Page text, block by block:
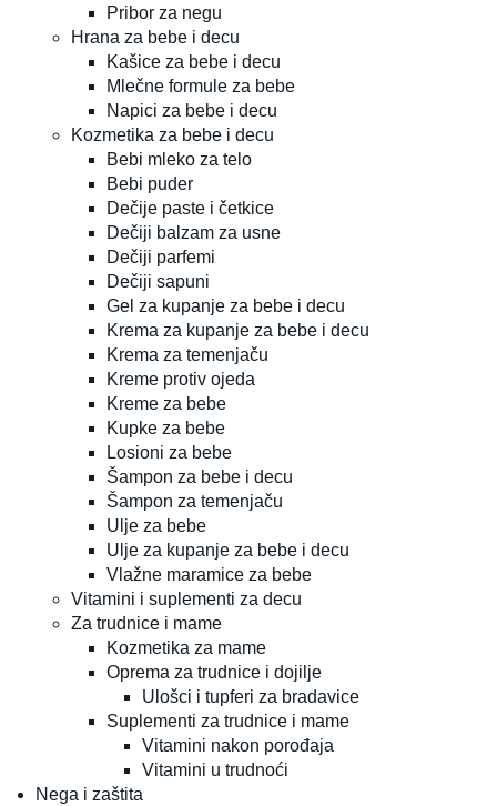
Pribor za negu
Hrana za bebe i decu
Kašice za bebe i decu
Mlečne formule za bebe
Napici za bebe i decu
Kozmetika za bebe i decu
Bebi mleko za telo
Bebi puder
Dečije paste i četkice
Dečiji balzam za usne
Dečiji parfemi
Dečiji sapuni
Gel za kupanje za bebe i decu
Krema za kupanje za bebe i decu
Krema za temenjaču
Kreme protiv ojeda
Kreme za bebe
Kupke za bebe
Losioni za bebe
Šampon za bebe i decu
Šampon za temenjaču
Ulje za bebe
Ulje za kupanje za bebe i decu
Vlažne maramice za bebe
Vitamini i suplementi za decu
Za trudnice i mame
Kozmetika za mame
Oprema za trudnice i dojilje
Ulošci i tupferi za bradavice
Suplementi za trudnice i mame
Vitamini nakon porođaja
Vitamini u trudnoći
Nega i zaštita